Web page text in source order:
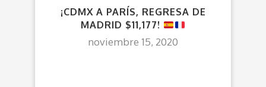
¡CDMX A PARÍS, REGRESA DE
MADRID $11,177!
noviembre 15, 2020